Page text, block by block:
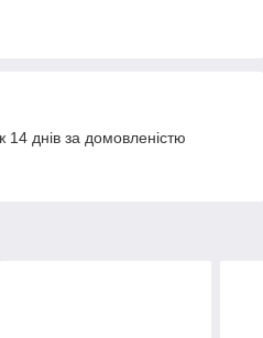
днів за домовленістю